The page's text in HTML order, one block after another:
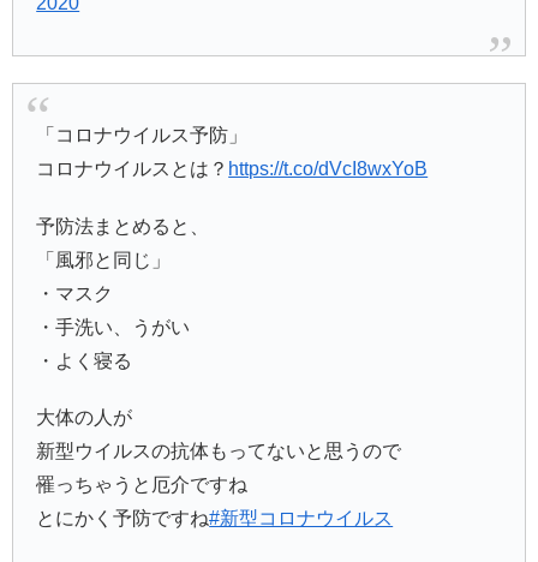
「コロナウイルス予防」
コロナウイルスとは？ https://t.co/dVcI8wxYoB
予防法まとめると、
「風邪と同じ」
・マスク
・手洗い、うがい
・よく寝る
大体の人が
新型ウイルスの抗体もってないと思うので
罹っちゃうと厄介ですね
とにかく予防ですね#新型コロナウイルス